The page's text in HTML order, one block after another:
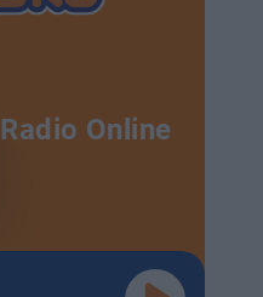
Radio Online